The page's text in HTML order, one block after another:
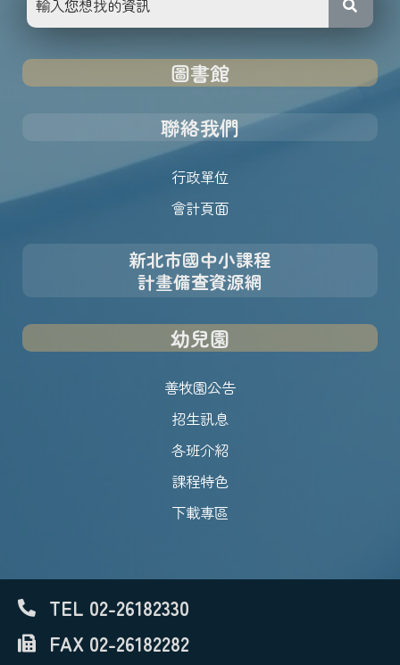
圖書館
聯絡我們
行政單位
會計頁面
新北市國中小課程
計畫備查資源網
幼兒園
善牧園公告
招生訊息
各班介紹
課程特色
下載專區
TEL 02-26182330
FAX 02-26182282